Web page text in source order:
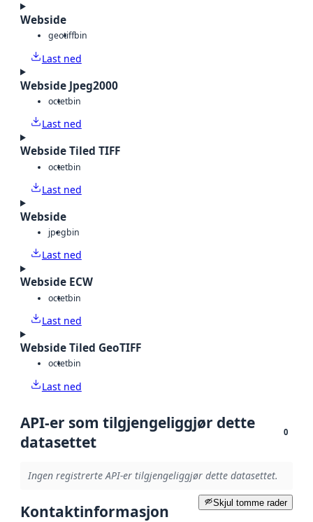
Webside
geotiffbin
Last ned
Webside Jpeg2000
octetbin
Last ned
Webside Tiled TIFF
octetbin
Last ned
Webside
jpegbin
Last ned
Webside ECW
octetbin
Last ned
Webside Tiled GeoTIFF
octetbin
Last ned
API-er som tilgjengeliggjør dette
datasettet
0
Ingen registrerte API-er tilgjengeliggjør dette datasettet.
Skjul tomme rader
Kontaktinformasjon